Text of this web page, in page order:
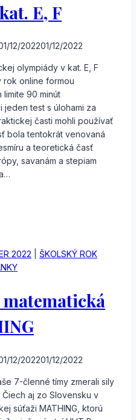
E, F
12/202201/12/2022
olympiády v kat. E, F
online formou
limite 90 minút
test s úlohami za
časti mohli používať
bola tentokrát venovaná
a teoretická časť
savanám a stepiam
2022
ŠKOLSKÝ ROK
12/202201/12/2022
7-členné tímy zmerali sily
aj zo Slovensku v
súťaži MATHING, ktorú